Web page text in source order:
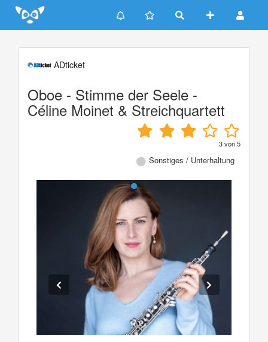
Update cookies preferences
ADticket
Oboe - Stimme der Seele -
Céline Moinet & Streichquartett
3von5
Sonstiges / Unterhaltung